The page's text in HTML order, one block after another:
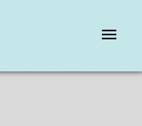
menu